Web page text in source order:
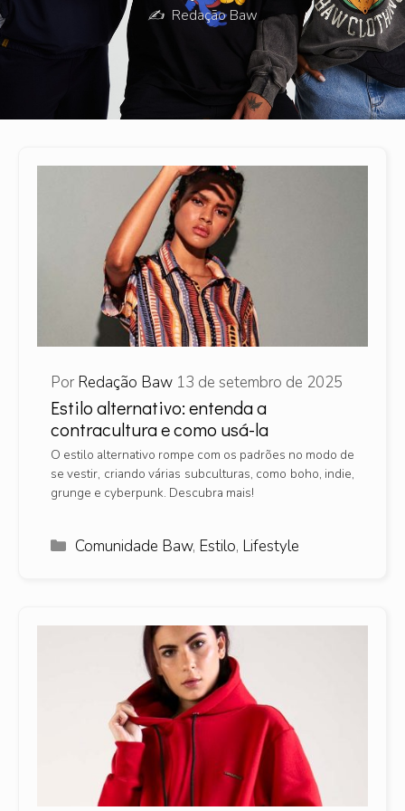
✍️ Redação Baw
Estilo alternativo: entenda a
contracultura e como usá-la
Por Redação Baw 13 de setembro de 2025
O estilo alternativo rompe com os padrões no modo de
se vestir, criando várias subculturas, como boho, indie,
grunge e cyberpunk. Descubra mais!
Categorias
Comunidade Baw, Estilo, Lifestyle